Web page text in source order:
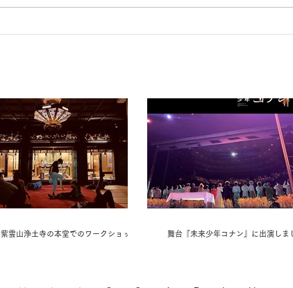
紫雲山浄土寺の本堂でのワークショップ。 舞台『未来少年コナン』に出演しま